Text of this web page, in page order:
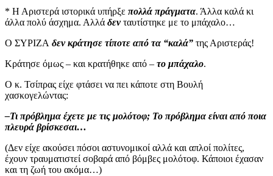
* Η Αριστερά ιστορικά υπήρξε πολλά πράγματα. Άλλα καλά κι
άλλα πολύ άσχημα. Αλλά δενταυτίστηκε με το μπάχαλο…
Ο ΣΥΡΙΖΑ δεν κράτησε τίποτε από τα “καλά” της Αριστεράς!
Κράτησε όμως – και κρατήθηκε από – το μπάχαλο.
Ο κ. Τσίπρας είχε φτάσει να πει κάποτε στη Βουλή
χασκογελώντας:
–Τι πρόβλημα έχετε με τις μολότοφ; Το πρόβλημα είναι από ποια
πλευρά βρίσκεσαι…
(Δεν είχε ακούσει πόσοι αστυνομικοί αλλά και απλοί πολίτες,
έχουν τραυματιστεί σοβαρά από βόμβες μολότοφ. Κάποιοι έχασαν
και τη ζωή του ακόμα…)